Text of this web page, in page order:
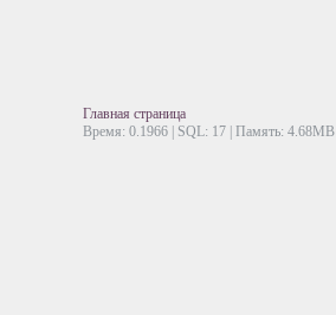
Главная страница
Время: 0.1966 | SQL: 17 | Память: 4.68MB